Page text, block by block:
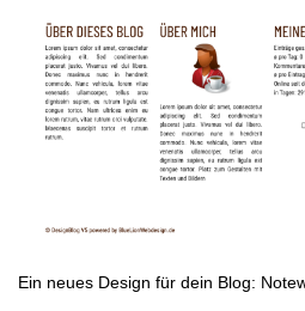
Ein neues Design für dein Blog: